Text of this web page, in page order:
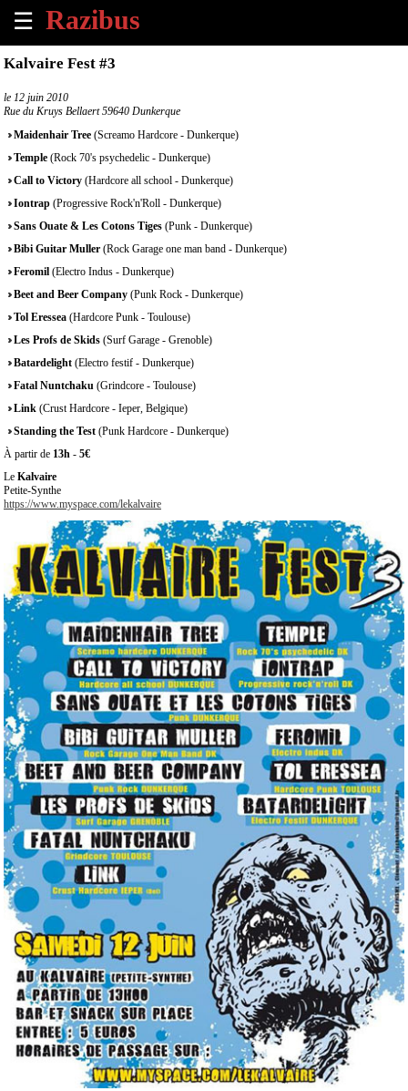
☰
×
Tous
évènements
à
un
évènement
Contact
À
Kalvaire Fest #3
le 12 juin 2010
Rue du Kruys Bellaert 59640 Dunkerque
Maidenhair Tree (Screamo Hardcore - Dunkerque)
Temple (Rock 70's psychedelic - Dunkerque)
Call to Victory (Hardcore all school - Dunkerque)
Iontrap (Progressive Rock'n'Roll - Dunkerque)
Sans Ouate & Les Cotons Tiges (Punk - Dunkerque)
Bibi Guitar Muller (Rock Garage one man band - Dunkerque)
Feromil (Electro Indus - Dunkerque)
Beet and Beer Company (Punk Rock - Dunkerque)
Tol Eressea (Hardcore Punk - Toulouse)
Les Profs de Skids (Surf Garage - Grenoble)
Batardelight (Electro festif - Dunkerque)
Fatal Nuntchaku (Grindcore - Toulouse)
Link (Crust Hardcore - Ieper, Belgique)
Standing the Test (Punk Hardcore - Dunkerque)
À partir de 13h - 5€
Le Kalvaire
Petite-Synthe
https://www.myspace.com/lekalvaire